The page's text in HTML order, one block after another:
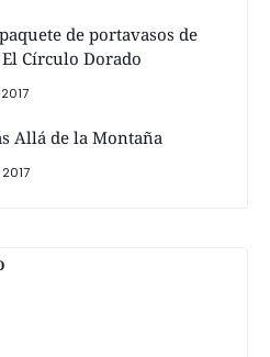
de portavasos de
Círculo Dorado
Allá de la Montaña